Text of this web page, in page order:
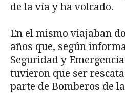
de la vía y ha volcado.
En el mismo viajaban
años que, según
Seguridad y
tuvieron que ser
parte de Bomberos de